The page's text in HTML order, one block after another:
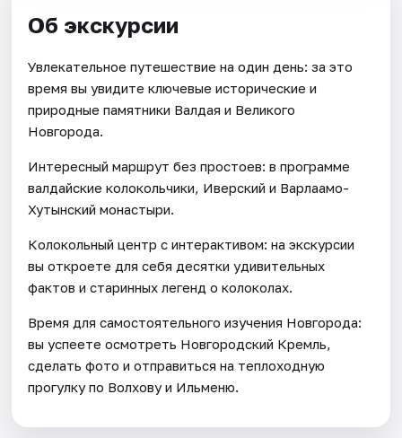
Об экскурсии
Увлекательное путешествие на один день: за это
время вы увидите ключевые исторические и
природные памятники Валдая и Великого
Новгорода.
Интересный маршрут без простоев: в программе
валдайские колокольчики, Иверский и Варлаамо-
Хутынский монастыри.
Колокольный центр с интерактивом: на экскурсии
вы откроете для себя десятки удивительных
фактов и старинных легенд о колоколах.
Время для самостоятельного изучения Новгорода:
вы успеете осмотреть Новгородский Кремль,
сделать фото и отправиться на теплоходную
прогулку по Волхову и Ильменю.